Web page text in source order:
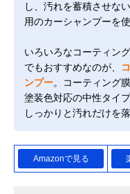
し、汚れを蓄積させな
用のカーシャンプーを
いろいろなコーティン
でもおすすめなのが、
ンプー。コーティング
塗装色対応の中性タイ
しっかりと汚れだけを
Amazonで見る